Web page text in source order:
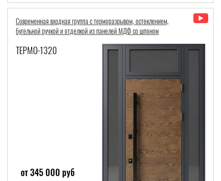
Современная входная группа с терморазрывом, остеклением,
бугельной ручкой и отделкой из панелей МДФ со шпоном
ТЕРМО-1320
от 345 000 руб